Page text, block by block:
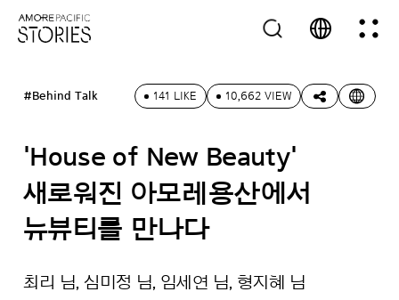
#Behind Talk 141 LIKE 10,662 VIEW
'House of New Beauty'
새로워진 아모레용산에서
뉴뷰티를 만나다
최리 님, 심미정 님, 임세연 님, 형지혜 님